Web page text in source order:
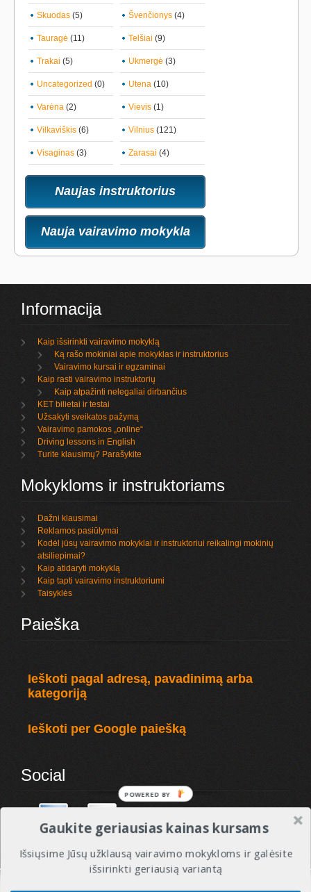
Skuodas (5) Švenčionys (4)
Tauragė (11) Telšiai (9)
Trakai (5) Ukmergė (3)
Uncategorized (0) Utena (10)
Varėna (2) Vievis (1)
Vilkaviškis (6) Vilnius (121)
Visaginas (3) Zarasai (4)
Naujas instruktorius
Nauja vairavimo mokykla
Informacija
Kaip išsirinkti vairavimo mokyklą
Ką rašo mokiniai apie mokyklas ir instruktorius
Vairavimo kursai ir egzaminai
Kaip rasti vairavimo instruktorių
Kaip atpažinti nelegaliai dirbančius
KET bilietai ir testai
Užsakyti sveikatos pažymą
Vairavimo pamokos „online“
Driving lessons in English
Turite klausimų? Parašykite
Mokykloms ir instruktoriams
Dažni klausimai
Reklamos pasiūlymai
Kodėl jūsų vairavimo mokyklai ir instruktoriui reikalingi mokinių
atsiliepimai?
Kaip atidaryti mokyklą
Kaip tapti vairavimo instruktoriumi
Taisyklės
Paieška
Ieškoti pagal adresą, pavadinimą arba
kategoriją
Ieškoti per Google paiešką
Social
Gaukite geriausias kainas kursams
Išsiųsime Jūsų užklausą vairavimo mokykloms ir galėsite
išsirinkti geriausią variantą
POWERED BY